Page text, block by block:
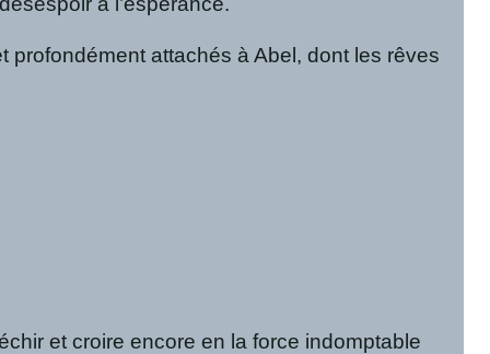
profondément attachés à Abel, dont les rêves
et croire encore en la force indomptable